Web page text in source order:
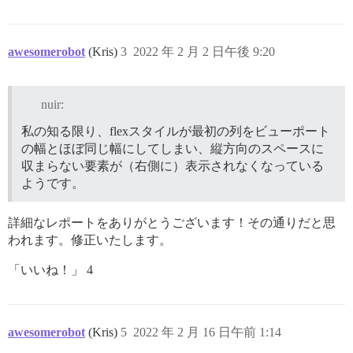
awesomerobot (Kris) 2022 年 2 月 2 日午後 9:20
3
nuir:
私の知る限り、flexスタイルが最初の列をビューポート
の幅とほぼ同じ幅にしてしまい、縦方向のスペースに
収まらない要素が（右側に）表示されなくなっている
ようです。
詳細なレポートをありがとうございます！その通りだと思
われます。修正いたします。
「いいね！」 4
awesomerobot (Kris) 2022 年 2 月 16 日午前 1:14
5